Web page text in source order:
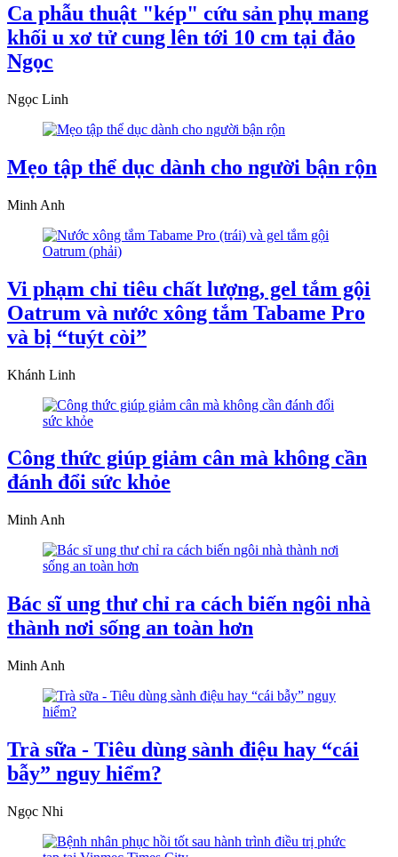
Ca phẫu thuật "kép" cứu sản phụ mang
khối u xơ tử cung lên tới 10 cm tại đảo
Ngọc
Ngọc Linh
Mẹo tập thể dục dành cho người bận rộn
Minh Anh
Vi phạm chỉ tiêu chất lượng, gel tắm gội
Oatrum và nước xông tắm Tabame Pro
và bị “tuýt còi”
Khánh Linh
Công thức giúp giảm cân mà không cần
đánh đổi sức khỏe
Minh Anh
Bác sĩ ung thư chỉ ra cách biến ngôi nhà
thành nơi sống an toàn hơn
Minh Anh
Trà sữa - Tiêu dùng sành điệu hay “cái
bẫy” nguy hiểm?
Ngọc Nhi